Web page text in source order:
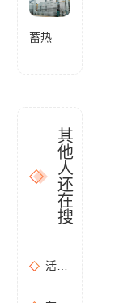
其
他
人
还
在
搜